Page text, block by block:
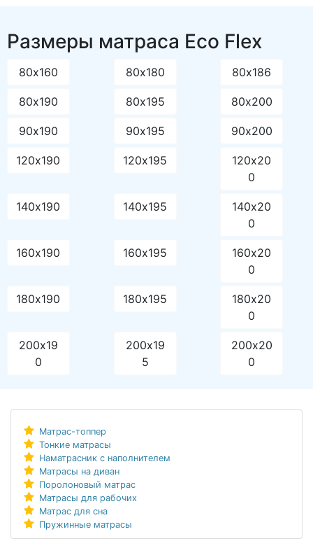
Размеры матраса Eco Flex
80х160 80х180 80х186
80х190 80х195 80х200
90х190 90х195 90х200
120х190 120х195
120х20
0
140х190 140х195
140х20
0
160х190 160х195
160х20
0
180х190 180х195
180х20
0
200х19
0
200х19
5
200х20
0
Матрас-топпер
Тонкие матрасы
Наматрасник с наполнителем
Матрасы на диван
Поролоновый матрас
Матрасы для рабочих
Матрас для сна
Пружинные матрасы